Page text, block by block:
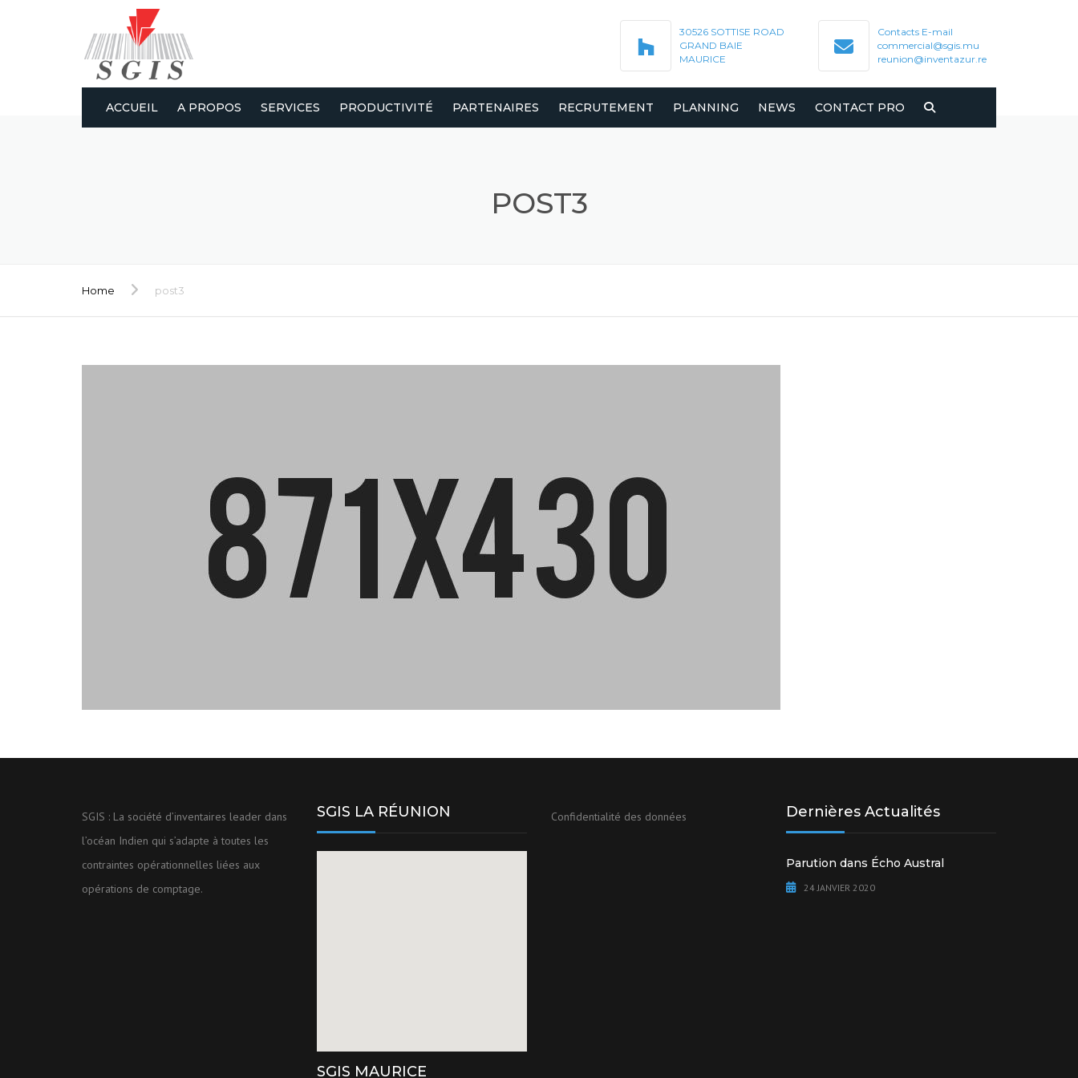
30526 SOTTISE ROAD
GRAND BAIE
MAURICE
Contacts E-mail
commercial@sgis.mu
reunion@inventazur.re
ACCUEIL A PROPOS SERVICES PRODUCTIVITÉ PARTENAIRES RECRUTEMENT PLANNING NEWS CONTACT PRO
POST3
Home post3
SGIS : La société d’inventaires leader dans
l’océan Indien qui s’adapte à toutes les
contraintes opérationnelles liées aux
opérations de comptage.
SGIS LA RÉUNION
SGIS MAURICE
Confidentialité des données Dernières Actualités
Parution dans Écho Austral
24 JANVIER 2020